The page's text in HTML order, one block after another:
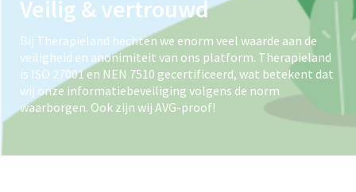
Veilig & vertrouwd
Bij Therapieland hechten we enorm veel waarde aan de
veiligheid en anonimiteit van ons platform. Therapieland
is ISO 27001 en NEN 7510 gecertificeerd, wat betekent dat
wij onze informatiebeveiliging volgens de norm
waarborgen. Ook zijn wij AVG-proof!